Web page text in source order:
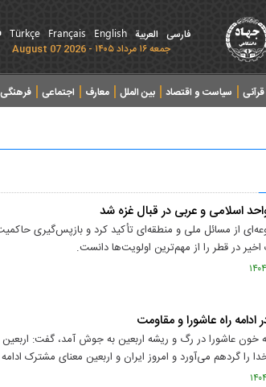
فارسی العربیة English
Français
Türkçe
جمعه ۱۶ مرداد ۱۴۰۵ - 2026 August 07
سیاست و اقتصاد بین الملل معارف اجتماعی فرهنگی
اسلامی و عربی در قبال غزه شد
از مسائل ملی و منطقه‌ای تأکید کرد و بازپس‌گیری
اخیر در قطر را از مهم‌ترین اولویت‌ها دانست.
راه عاشورا و مقاومت
خون عاشورا در رگ و ریشه اربعین به جوش آمد، گفت:
را گردهم می‌آورد و امروز ایران و اربعین معنای مشترک ادامه